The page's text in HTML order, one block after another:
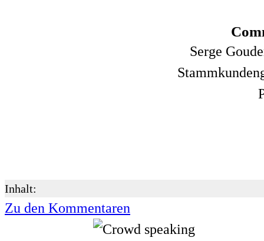
Serge
Inhalt:
Zu den Kommentaren